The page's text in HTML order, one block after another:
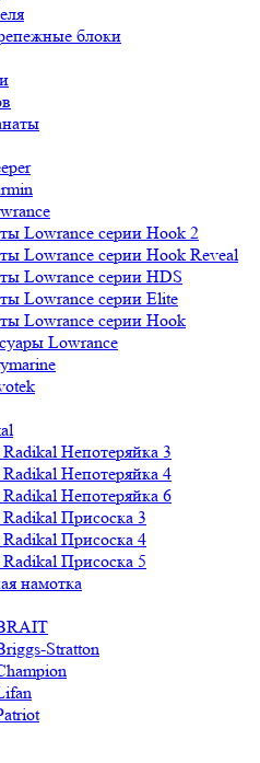
блоки
Lowrance серии Hook 2
Lowrance серии Hook Reveal
Lowrance серии HDS
Lowrance серии Elite
Lowrance серии Hook
Lowrance
Непотеряйка 3
Непотеряйка 4
Непотеряйка 6
Присоска 3
Присоска 4
Присоска 5
намотка
Stratton